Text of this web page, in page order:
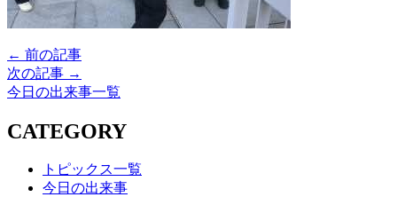
← 前の記事
次の記事 →
今日の出来事一覧
CATEGORY
トピックス一覧
今日の出来事